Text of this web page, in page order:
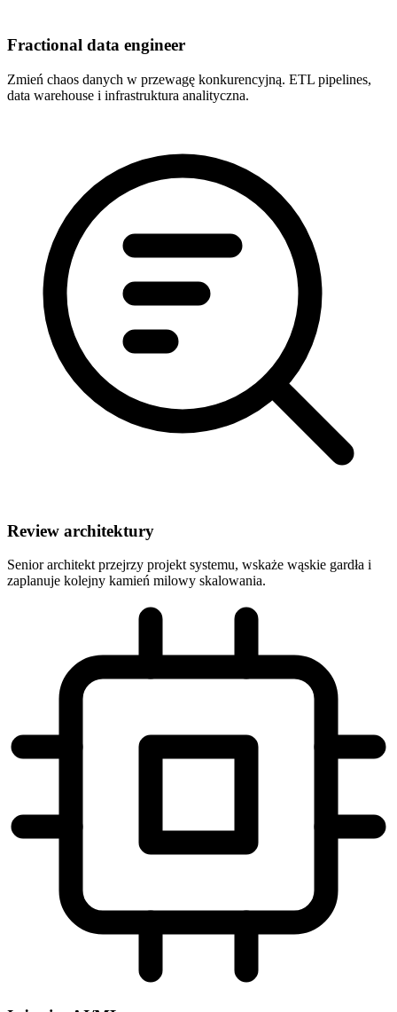
Fractional data engineer
Zmień chaos danych w przewagę konkurencyjną. ETL pipelines,
data warehouse i infrastruktura analityczna.
Review architektury
Senior architekt przejrzy projekt systemu, wskaże wąskie gardła i
zaplanuje kolejny kamień milowy skalowania.